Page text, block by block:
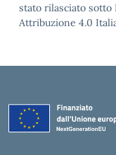
stato rilasciato sotto
Attribuzione 4.0